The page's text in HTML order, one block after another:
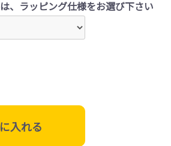
、ラッピング仕様をお選び下さい
入れる